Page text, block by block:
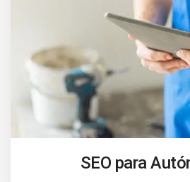
SEO para